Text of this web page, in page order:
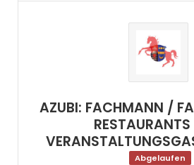
AZUBI: FACHMANN /
Abgelaufen